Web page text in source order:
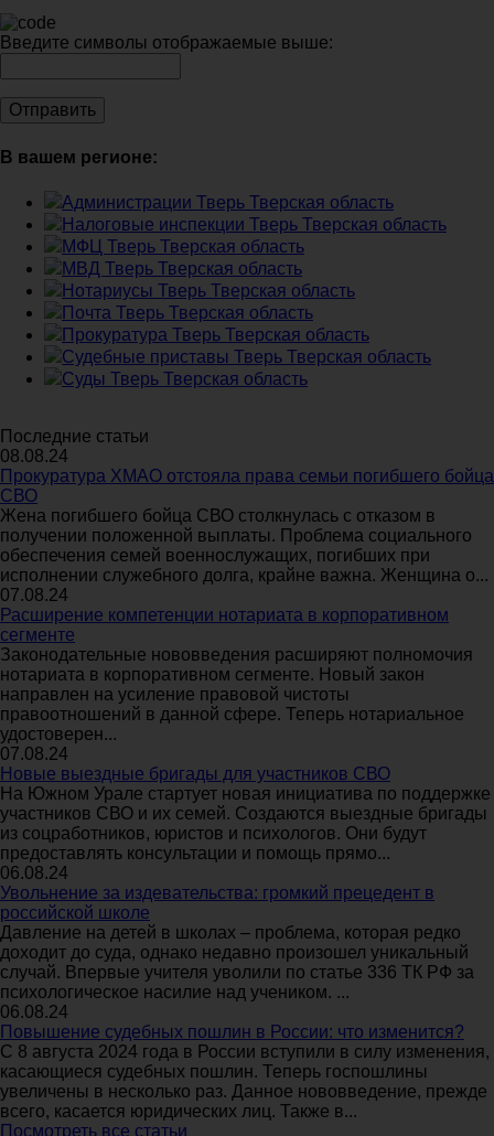
Введите символы отображаемые выше:
В вашем регионе:
Администрации Тверь Тверская область
Налоговые инспекции Тверь Тверская область
МФЦ Тверь Тверская область
МВД Тверь Тверская область
Нотариусы Тверь Тверская область
Почта Тверь Тверская область
Прокуратура Тверь Тверская область
Судебные приставы Тверь Тверская область
Суды Тверь Тверская область
Последние статьи
08.08.24
Прокуратура ХМАО отстояла права семьи погибшего бойца
СВО
Жена погибшего бойца СВО столкнулась с отказом в
получении положенной выплаты. Проблема социального
обеспечения семей военнослужащих, погибших при
исполнении служебного долга, крайне важна. Женщина о...
07.08.24
Расширение компетенции нотариата в корпоративном
сегменте
Законодательные нововведения расширяют полномочия
нотариата в корпоративном сегменте. Новый закон
направлен на усиление правовой чистоты
правоотношений в данной сфере. Теперь нотариальное
удостоверен...
07.08.24
Новые выездные бригады для участников СВО
На Южном Урале стартует новая инициатива по поддержке
участников СВО и их семей. Создаются выездные бригады
из соцработников, юристов и психологов. Они будут
предоставлять консультации и помощь прямо...
06.08.24
Увольнение за издевательства: громкий прецедент в
российской школе
Давление на детей в школах – проблема, которая редко
доходит до суда, однако недавно произошел уникальный
случай. Впервые учителя уволили по статье 336 ТК РФ за
психологическое насилие над учеником. ...
06.08.24
Повышение судебных пошлин в России: что изменится?
С 8 августа 2024 года в России вступили в силу изменения,
касающиеся судебных пошлин. Теперь госпошлины
увеличены в несколько раз. Данное нововведение, прежде
всего, касается юридических лиц. Также в...
Посмотреть все статьи